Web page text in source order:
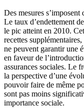
Des mesures s’imposent
Le taux d’endettement
le pic atteint en 2010.
recettes
ne peuvent garantir une
en faveur de
assurances sociales. Le
la perspective d’une
pouvoir faire de même
sont pas moins
importance sociale.